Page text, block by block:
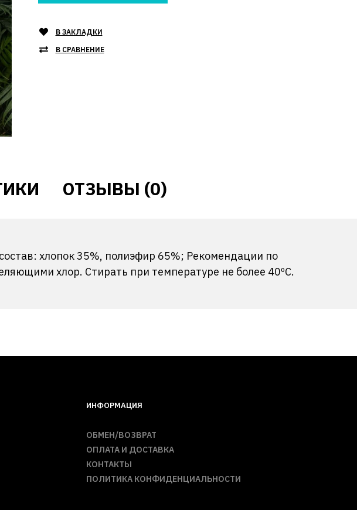
В ЗАКЛАДКИ
В СРАВНЕНИЕ
ОТЗЫВЫ (0)
хлопок 35%, полиэфир 65%; Рекомендации по
хлор. Стирать при температуре не более 40ºС.
ИНФОРМАЦИЯ
ОБМЕН/ВОЗВРАТ
ОПЛАТА И ДОСТАВКА
КОНТАКТЫ
ПОЛИТИКА КОНФИДЕНЦИАЛЬНОСТИ